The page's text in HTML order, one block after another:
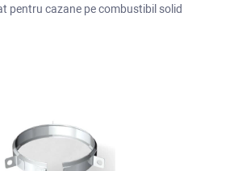
pentru cazane pe combustibil solid